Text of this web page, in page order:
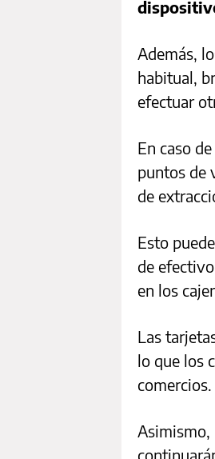
Además,
habitual,
efectuar
En caso
puntos de
de
Esto
de
en los
Las
lo que los
comercios.
Asimismo,